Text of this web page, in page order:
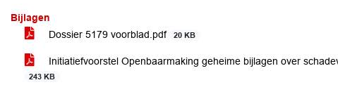
Bijlagen
Dossier 5179 voorblad.pdf
20 KB
Initiatiefvoorstel Openbaarmaking geheime bijlagen over
243 KB